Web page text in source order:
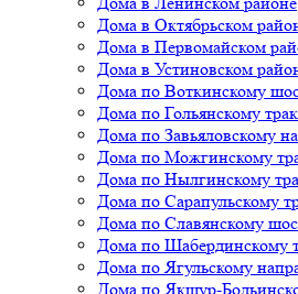
Дома в Октябрьском
Дома в Первомайском
Дома в Устиновском
Дома по Воткинскому
Дома по Гольянскому
Дома по Завьяловскому
Дома по Можгинскому
Дома по Нылгинскому
Дома по Сарапульскому
Дома по Славянскому
Дома по Шабердинскому
Дома по Ягульскому
Дома по Якшур-